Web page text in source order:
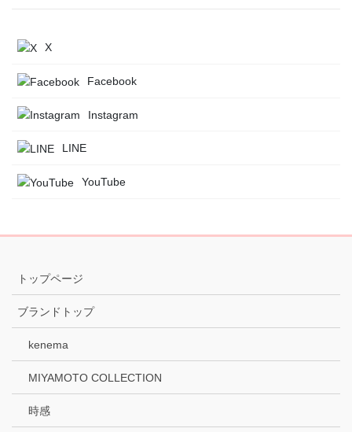
X
Facebook
Instagram
LINE
YouTube
トップページ
ブランドトップ
kenema
MIYAMOTO COLLECTION
時感